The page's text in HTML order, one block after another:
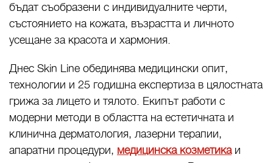
бъдат съобразени с индивидуалните черти,
състоянието на кожата, възрастта и личното
усещане за красота и хармония.
Днес Skin Line обединява медицински опит,
технологии и 25 годишна експертиза в цялостната
грижа за лицето и тялото. Екипът работи с
модерни методи в областта на естетичната и
клинична дерматология, лазерни терапии,
апаратни процедури, медицинска козметикаи